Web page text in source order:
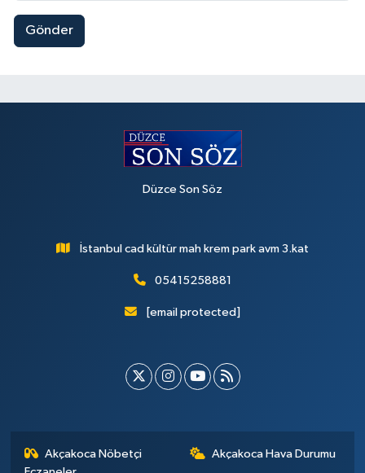
Gönder
Düzce Son Söz
İstanbul cad kültür mah krem park avm 3.kat
05415258881
[email protected]
Akçakoca Nöbetçi
Akçakoca Hava Durumu